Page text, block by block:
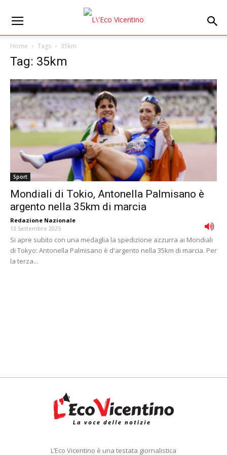
Home Tags 35km
Tag: 35km
Sport
Mondiali di Tokio, Antonella Palmisano è
argento nella 35km di marcia
Redazione Nazionale -
13 Settembre 2025
Si apre subito con una medaglia la spedizione azzurra ai Mondiali
di Tokyo: Antonella Palmisano è d'argento nella 35km di marcia. Per
la terza...
L’Eco Vicentino è una testata giornalistica